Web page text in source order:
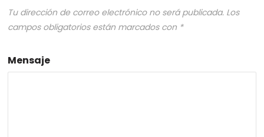
Tu dirección de correo electrónico no será publicada. Los
campos obligatorios están marcados con *
Mensaje